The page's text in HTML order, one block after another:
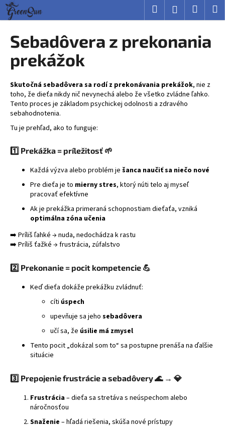
Prejsť
obsah
Hľadať Prihlásenie
Sebadôvera z prekonania
prekážok
Skutočná sebadôvera sa rodí z prekonávania prekážok, nie z
toho, že dieťa nikdy nič nevynechá alebo že všetko zvládne ľahko.
Tento proces je základom psychickej odolnosti a zdravého
sebahodnotenia.
Tu je prehľad, ako to funguje:
1️⃣ Prekážka = príležitosť 🌱
Každá výzva alebo problém je šanca naučiť sa niečo nové
Pre dieťa je to mierny stres, ktorý núti telo aj myseľ
pracovať efektívne
Ak je prekážka primeraná schopnostiam dieťaťa, vzniká
optimálna zóna učenia
➡️ Príliš ľahké → nuda, nedochádza k rastu
➡️ Príliš ťažké → frustrácia, zúfalstvo
2️⃣ Prekonanie = pocit kompetencie 💪
Keď dieťa dokáže prekážku zvládnuť:
cíti úspech
upevňuje sa jeho sebadôvera
učí sa, že úsilie má zmysel
Tento pocit „dokázal som to“ sa postupne prenáša na ďalšie
situácie
3️⃣ Prepojenie frustrácie a sebadôvery 🌊 → 💎
Frustrácia– dieťa sa stretáva s neúspechom alebo
náročnosťou
Snaženie – hľadá riešenia, skúša nové prístupy
K
o
Č
o
p
o
t
r
e
b
u
á
s
ť
HĽADAŤ